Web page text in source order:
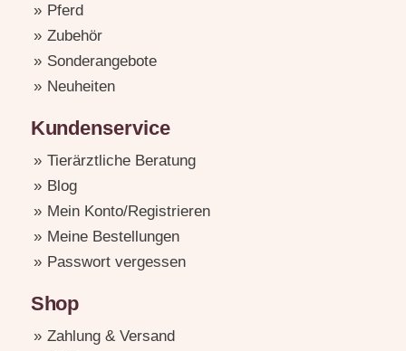
Pferd
Zubehör
Sonderangebote
Neuheiten
Kundenservice
Tierärztliche Beratung
Blog
Mein Konto/Registrieren
Meine Bestellungen
Passwort vergessen
Shop
Zahlung & Versand